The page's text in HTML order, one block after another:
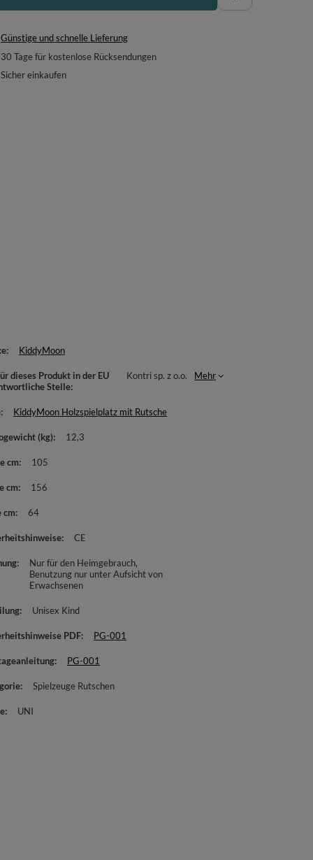
Günstige und schnelle Lieferung
30 Tage für kostenlose Rücksendungen
Sicher einkaufen
KiddyMoon
dieses Produkt in der EU
Stelle
Kontri sp. z o.o. Mehr
KiddyMoon Holzspielplatz mit Rutsche
(kg) 12,3
cm 105
cm 156
cm 64
CE
Nur für den Heimgebrauch
Benutzung nur unter Aufsicht von
Erwachsenen
Unisex Kind
PDF PG-001
PG-001
Spielzeuge Rutschen
UNI